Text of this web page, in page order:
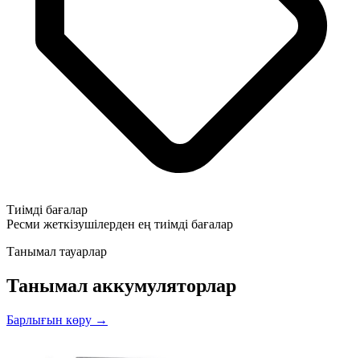
Тиімді бағалар
Ресми жеткізушілерден ең тиімді бағалар
Танымал тауарлар
Танымал аккумуляторлар
Барлығын көру →